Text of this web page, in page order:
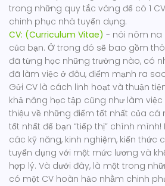
trong những quy tắc vàng để có 1
chinh phục nhà tuyển dụng.
CV: (Curriculum Vitae) - nói nôm na
của bạn. Ở trong đó sẽ bao gồm
đã từng học những trường nào, có
đã làm việc ở đâu, điểm mạnh ra
Gửi CV là cách linh hoạt và thuận
khả năng học tập cũng như làm việc
thiệu về những điểm tốt nhất của cá
tốt nhất để bạn “tiếp thị” chính
các kỹ năng, kinh nghiệm, kiến thức
tuyển dụng với một mức lương và
hợp lý. Và dưới đây, là một trong
có một CV hoàn hảo nhằm chinh